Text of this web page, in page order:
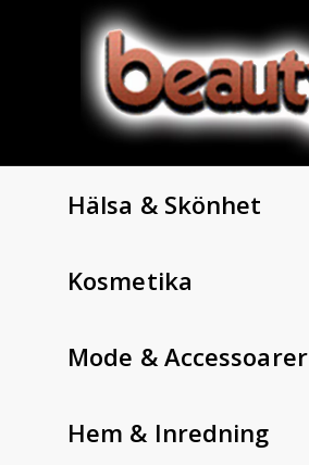
Hälsa & Skönhet
Kosmetika
Mode & Accessoarer
Hem & Inredning